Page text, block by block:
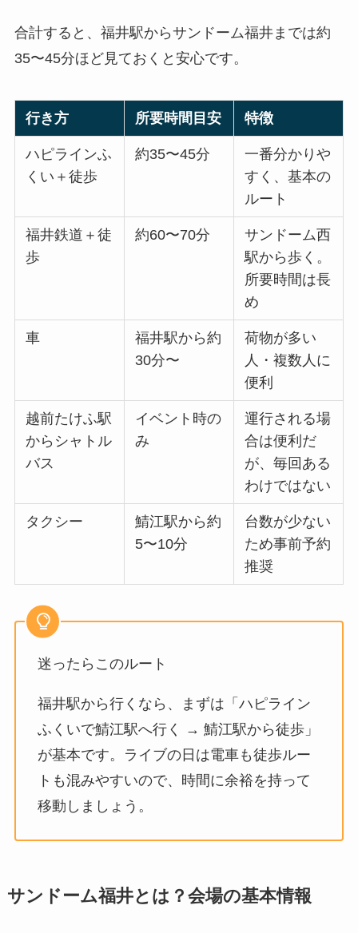
合計すると、福井駅からサンドーム福井までは約
35〜45分ほど見ておくと安心です。
行き方 所要時間目安 特徴
ハピラインふ
くい＋徒歩
約35〜45分
一番分かりや
すく、基本の
ルート
福井鉄道＋徒
歩
約60〜70分
サンドーム西
駅から歩く。
所要時間は長
め
車
福井駅から約
30分〜
荷物が多い
人・複数人に
便利
越前たけふ駅
からシャトル
バス
イベント時の
み
運行される場
合は便利だ
が、毎回ある
わけではない
タクシー
鯖江駅から約
5〜10分
台数が少ない
ため事前予約
推奨
迷ったらこのルート
福井駅から行くなら、まずは「ハピライン
ふくいで鯖江駅へ行く → 鯖江駅から徒歩」
が基本です。ライブの日は電車も徒歩ルー
トも混みやすいので、時間に余裕を持って
移動しましょう。
サンドーム福井とは？会場の基本情報